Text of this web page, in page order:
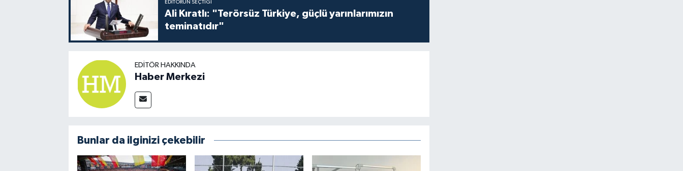
EDITÖRÜN SEÇTIĞI
Ali Kıratlı: "Terörsüz Türkiye, güçlü yarınlarımızın
teminatıdır"
EDITÖR HAKKINDA
Haber Merkezi
Bunlar da ilginizi çekebilir